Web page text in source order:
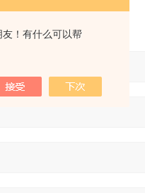
！有什么可以帮